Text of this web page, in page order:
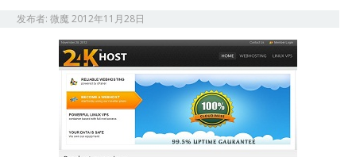
发布者:微魔2012年11月28日